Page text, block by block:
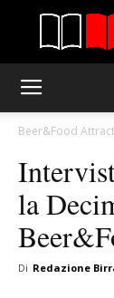
Beer&Food
la
Di Redazione